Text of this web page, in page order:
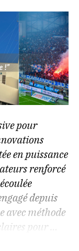
pour
en puissance
renforcé
depuis
avec méthode
pour ...